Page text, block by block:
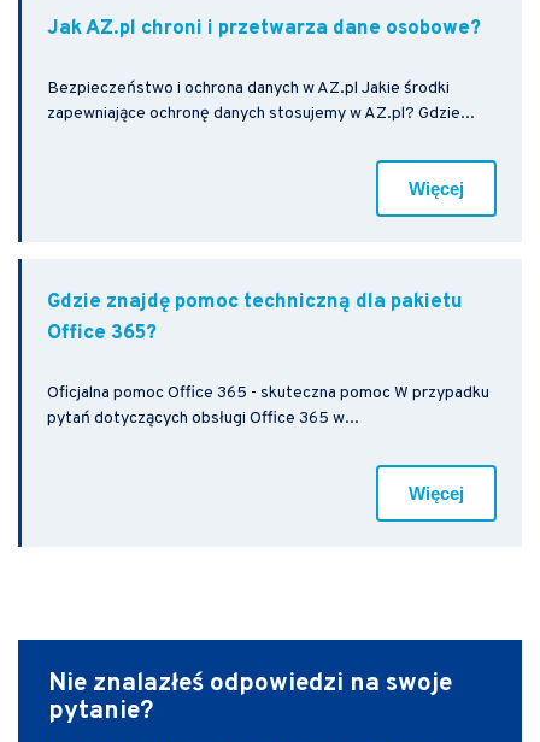
Jak AZ.pl chroni i przetwarza dane osobowe?
Bezpieczeństwo i ochrona danych w AZ.pl Jakie środki
zapewniające ochronę danych stosujemy w AZ.pl? Gdzie...
Więcej
Gdzie znajdę pomoc techniczną dla pakietu
Office 365?
Oficjalna pomoc Office 365 - skuteczna pomoc W przypadku
pytań dotyczących obsługi Office 365 w...
Więcej
Nie znalazłeś odpowiedzi na swoje
pytanie?